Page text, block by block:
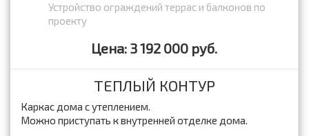
Устройство ограждений террас и балконов по
проекту
Цена: 3 192 000 руб.
ТЕПЛЫЙ КОНТУР
Каркас дома с утеплением.
Можно приступать к внутренней отделке дома.